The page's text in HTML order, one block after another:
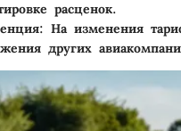
расценок.
: На изменения
других